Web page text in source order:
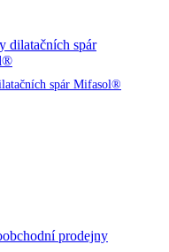
spár Mifasol®